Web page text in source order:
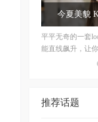
今夏美貌
平平无奇的一套
能直线飙升，让
推荐话题